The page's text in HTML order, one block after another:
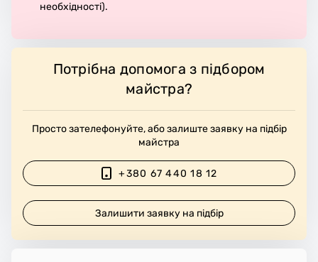
необхідності).
Потрібна допомога з підбором
майстра?
Просто зателефонуйте, або залиште заявку на підбір
майстра
+380 67 440 18 12
Залишити заявку на підбір